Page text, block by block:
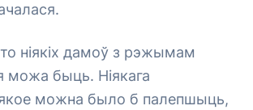
ніякіх дамоў з рэжымам
можа быць. Ніякага
якое можна было б палепшыць,